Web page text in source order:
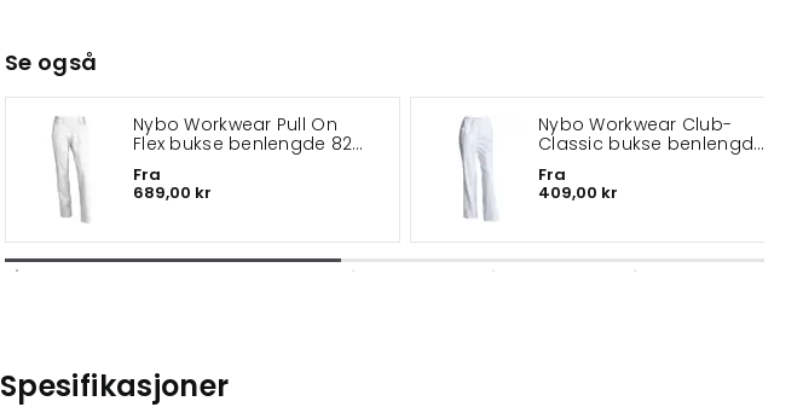
Se også
Nybo Workwear Pull On
Flex bukse benlengde 82
cm
Fra
689,00 kr
Nybo Workwear Club-
Classic bukse benlengde
79 cm
Fra
409,00 kr
Spesifikasjoner